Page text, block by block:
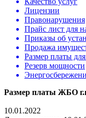
Лицензии
Правонарушения
Прайс лист для
Приказы об
Продажа
Размер платы
Резерв мощности
Размер платы ЖБО
10.01.2022